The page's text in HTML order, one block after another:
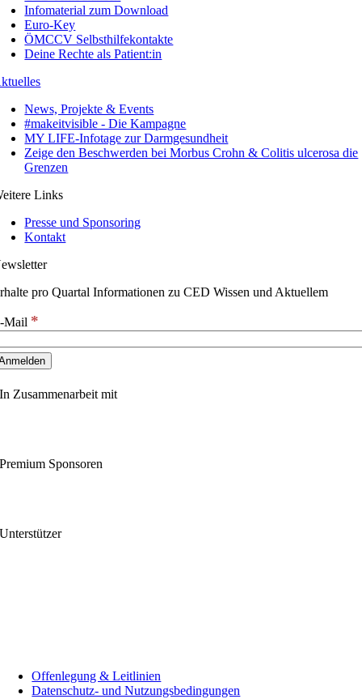
Infomaterial zum Download
Euro-Key
ÖMCCV Selbsthilfekontakte
Deine Rechte als Patient:in
News, Projekte & Events
#makeitvisible - Die Kampagne
MY LIFE-Infotage zur Darmgesundheit
Zeige den Beschwerden bei Morbus Crohn & Colitis ulcerosa die
Grenzen
Links
Presse und Sponsoring
Kontakt
pro Quartal Informationen zu CED Wissen und Aktuellem
Mail *
In Zusammenarbeit mit
Premium Sponsoren
Unterstützer
Offenlegung & Leitlinien
Datenschutz- und Nutzungsbedingungen